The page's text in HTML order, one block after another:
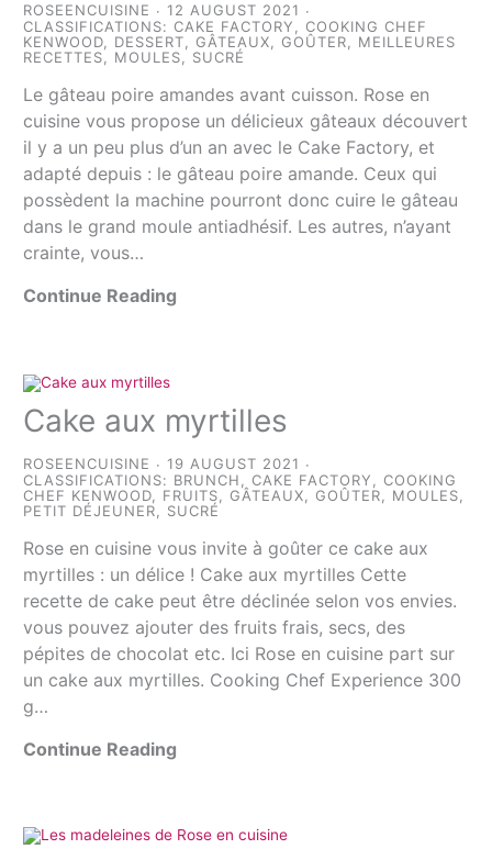
ROSEENCUISINE
12 AUGUST 2021
CLASSIFICATIONS:CAKE FACTORY ,COOKING CHEF
KENWOOD
DESSERT ,GÂTEAUX ,GOÛTER
MEILLEURES
RECETTES
MOULES SUCRÉ
Le gâteau poire amandes avant cuisson. Rose en
cuisine vous propose un délicieux gâteaux découvert
il y a un peu plus d’un an avec le Cake Factory, et
adapté depuis : le gâteau poire amande. Ceux qui
possèdent la machine pourront donc cuire le gâteau
dans le grand moule antiadhésif. Les autres, n’ayant
crainte, vous…
Continue Reading
Cake aux myrtilles
ROSEENCUISINE
19 AUGUST 2021
CLASSIFICATIONS: BRUNCH ,CAKE FACTORY ,COOKING
CHEF KENWOOD
FRUITS ,GÂTEAUX ,GOÛTER MOULES
PETIT DÉJEUNER
SUCRÉ
Rose en cuisine vous invite à goûter ce cake aux
myrtilles : un délice ! Cake aux myrtilles Cette
recette de cake peut être déclinée selon vos envies.
vous pouvez ajouter des fruits frais, secs, des
pépites de chocolat etc. Ici Rose en cuisine part sur
un cake aux myrtilles. Cooking Chef Experience 300
g…
Continue Reading